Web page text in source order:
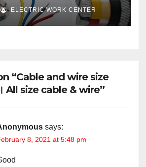
ELECTRIC WORK CENTER
“Cable and wire size
All size cable & wire”
says:
8, 2021 at 5:48 pm